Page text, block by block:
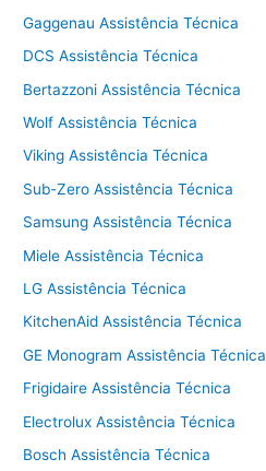
Gaggenau Assistência Técnica
DCS Assistência Técnica
Bertazzoni Assistência Técnica
Wolf Assistência Técnica
Viking Assistência Técnica
Sub-Zero Assistência Técnica
Samsung Assistência Técnica
Miele Assistência Técnica
LG Assistência Técnica
KitchenAid Assistência Técnica
GE Monogram Assistência Técnica
Frigidaire Assistência Técnica
Electrolux Assistência Técnica
Bosch Assistência Técnica